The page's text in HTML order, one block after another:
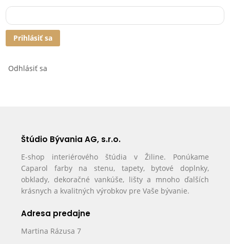
Prihlásiť sa
Odhlásiť sa
Štúdio Bývania AG, s.r.o.
E-shop interiérového štúdia v Žiline. Ponúkame
Caparol farby na stenu, tapety, bytové doplnky,
obklady, dekoračné vankúše, lišty a mnoho ďalších
krásnych a kvalitných výrobkov pre Vaše bývanie.
Adresa predajne
Martina Rázusa 7